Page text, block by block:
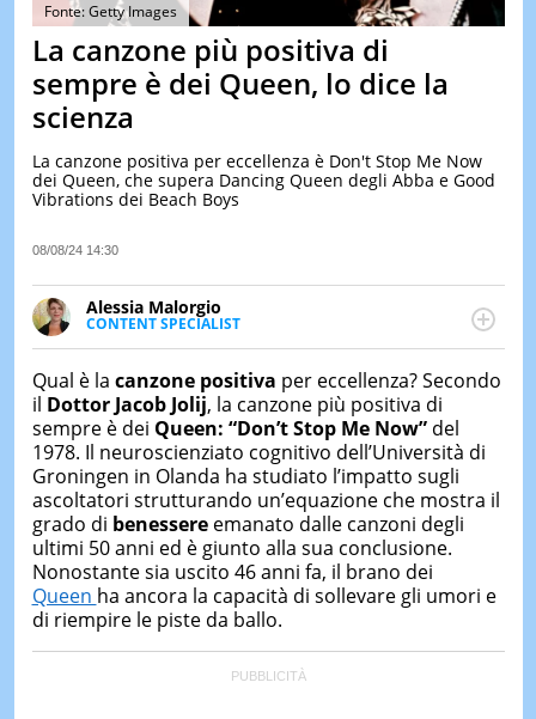
&
TEST
DI
DI
IERI
Fonte: Getty Images
La canzone più positiva di
sempre è dei Queen, lo dice la
scienza
La canzone positiva per eccellenza è Don't Stop Me Now
dei Queen, che supera Dancing Queen degli Abba e Good
Vibrations dei Beach Boys
08/08/24 14:30
Alessia Malorgio
CONTENT SPECIALIST
Ha conseguito un Master in Marketing Management
occupa della creazione di contenuti in ottica SEO e
dello sviluppo di strategie marketing attraverso
canali digitali.
Qual è la canzone positiva per eccellenza? Secondo
il Dottor Jacob Jolij, la canzone più positiva di
sempre è dei Queen: “Don’t Stop Me Now”del
1978. Il neuroscienziato cognitivo dell’Università di
Groningen in Olanda ha studiato l’impatto sugli
ascoltatori strutturando un’equazione che mostra il
grado di benessereemanato dalle canzoni degli
ultimi 50 anni ed è giunto alla sua conclusione.
Nonostante sia uscito 46 anni fa, il brano dei
Queen ha ancora la capacità di sollevare gli umori e
di riempire le piste da ballo.